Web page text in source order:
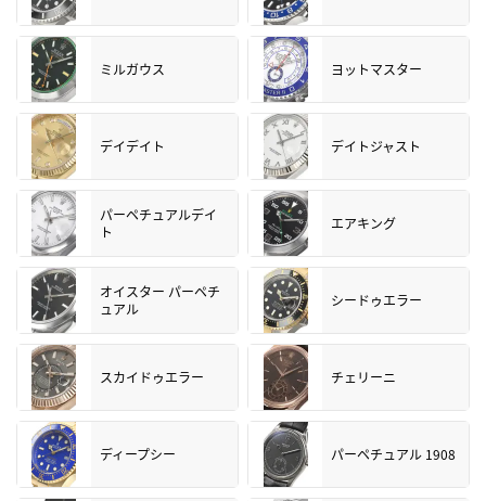
ミルガウス ヨットマスター
デイデイト デイトジャスト
パーペチュアルデイ
ト
エアキング
オイスター パーペチ
ュアル
シードゥエラー
スカイドゥエラー チェリーニ
ディープシー パーペチュアル 1908